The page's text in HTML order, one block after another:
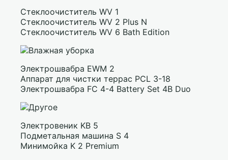
Стеклоочиститель WV 1
Стеклоочиститель WV 2 Plus N
Стеклоочиститель WV 6 Bath Edition
Электрошвабра EWM 2
Аппарат для чистки террас PCL 3-18
Электрошвабра FC 4-4 Battery Set 4B Duo
Электровеник KB 5
Подметальная машина S 4
Минимойка K 2 Premium